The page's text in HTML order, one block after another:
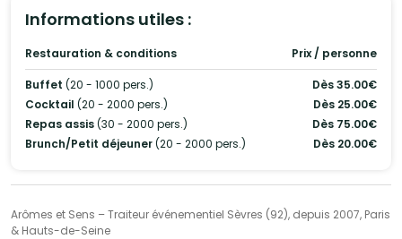
Informations utiles :
Restauration & conditions Prix / personne
Buffet (20 - 1000 pers.)
Dès 35.00€
Cocktail (20 - 2000 pers.)
Dès 25.00€
Repas assis(30 - 2000 pers.)
Dès 75.00€
Brunch/Petit déjeuner(20 - 2000 pers.) Dès 20.00€
Arômes et Sens – Traiteur événementiel Sèvres (92), depuis 2007, Paris
& Hauts-de-Seine